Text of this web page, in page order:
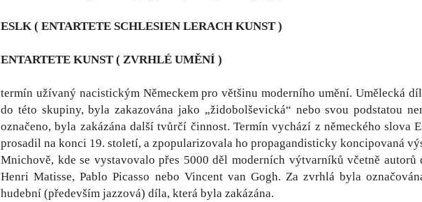
ESLK ( ENTARTETE SCHLESIEN LERACH KUNST )
ENTARTETE KUNST ( ZVRHLÉ UMĚNÍ )
termín užívaný nacistickým Německem pro většinu moderního umění. Umělecká
do této skupiny, byla zakazována jako „židobolševická“ nebo svou podstatou
označeno, byla zakázána další tvůrčí činnost. Termín vychází z německého slova
prosadil na konci 19. století, a zpopularizovala ho propagandisticky koncipovaná
Mnichově, kde se vystavovalo přes 5000 děl moderních výtvarníků včetně
Henri Matisse, Pablo Picasso nebo Vincent van Gogh. Za zvrhlá byla
hudební (především jazzová) díla, která byla zakázána.